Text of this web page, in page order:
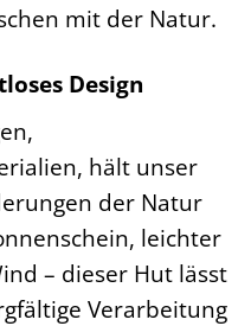
mit der Natur.
Design
hält unser
der Natur
leichter
– dieser Hut lässt
Verarbeitung